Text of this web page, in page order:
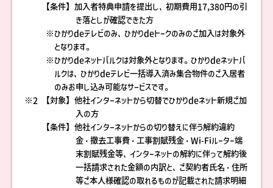
【条件】加入者特典申請を提出し、初期費用17,380円の引
き落としが確認できた方
※ひかりdeテレビのみ、ひかりdeトークのみのご加入は対象外
となります。
※ひかりdeネットバルクは対象外となります。ひかりdeネットバ
ルクは、ひかりdeテレビ一括導入済み集合物件のご入居者
のみお申し込み可能なサービスです。
※2
【対象】他社インターネットから切替でひかりdeネット新規ご加
入の方
【条件】他社インターネットからの切り替えに伴う解約違約
金・撤去工事費・工事割賦残金・Wi-Fiルーター端
末割賦残金等、インターネットの解約に伴って解約後
一括請求された金額の内訳と、ご契約者氏名・住所
等ご本人様確認の取れるものが記載された請求明細